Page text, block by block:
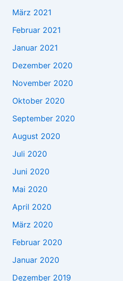
März 2021
Februar 2021
Januar 2021
Dezember 2020
November 2020
Oktober 2020
September 2020
August 2020
Juli 2020
Juni 2020
Mai 2020
April 2020
März 2020
Februar 2020
Januar 2020
Dezember 2019